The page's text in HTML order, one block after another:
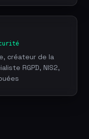
créateur de la
RGPD, NIS2,